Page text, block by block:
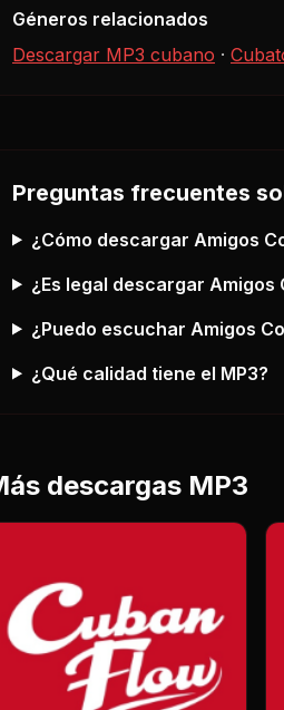
Géneros relacionados
Descargar MP3 cubano ·
Preguntas frecuentes
¿Cómo descargar Amigos
¿Es legal descargar Amigos
¿Puedo escuchar Amigos
¿Qué calidad tiene el MP3?
descargas MP3